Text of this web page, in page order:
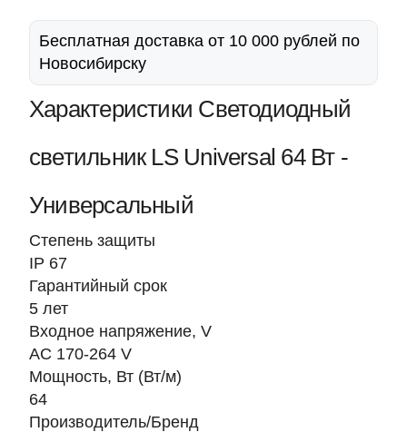
Бесплатная доставка от 10 000 рублей по
Новосибирску
Характеристики Светодиодный
светильник LS Universal 64 Вт -
Универсальный
Степень защиты
IP 67
Гарантийный срок
5 лет
Входное напряжение, V
AC 170-264 V
Мощность, Вт (Вт/м)
64
Производитель/Бренд